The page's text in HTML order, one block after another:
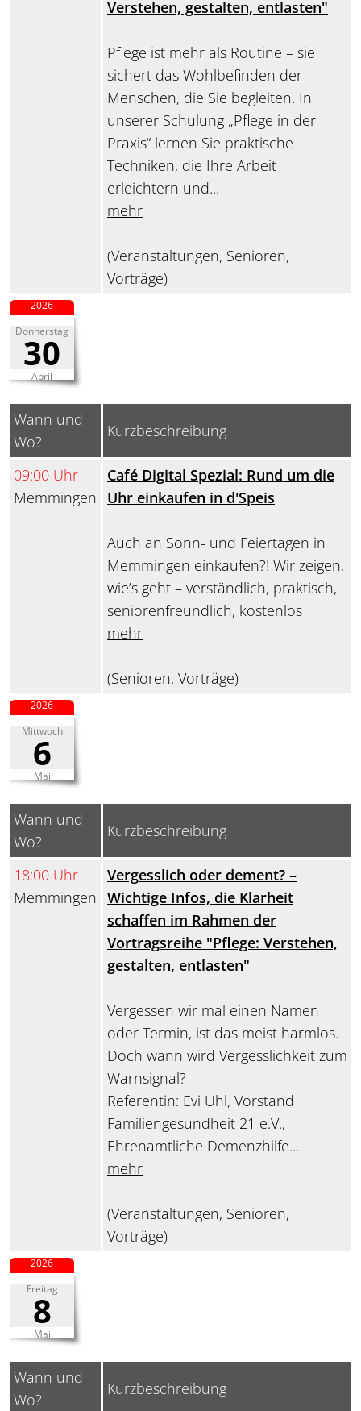
Verstehen, gestalten, entlasten"
Pflege ist mehr als Routine – sie
sichert das Wohlbefinden der
Menschen, die Sie begleiten. In
unserer Schulung „Pflege in der
Praxis“ lernen Sie praktische
Techniken, die Ihre Arbeit
erleichtern und...
mehr
(Veranstaltungen, Senioren,
Vorträge)
Donnerstag
30
April
2026
Wann und
Wo?
Kurzbeschreibung
09:00 Uhr
Memmingen
Café Digital Spezial: Rund um die
Uhr einkaufen in d'Speis
Auch an Sonn- und Feiertagen in
Memmingen einkaufen?! Wir zeigen,
wie’s geht – verständlich, praktisch,
seniorenfreundlich, kostenlos
mehr
(Senioren, Vorträge)
Mittwoch
6
Mai
2026
Wann und
Wo?
Kurzbeschreibung
18:00 Uhr
Memmingen
Vergesslich oder dement? –
Wichtige Infos, die Klarheit
schaffen im Rahmen der
Vortragsreihe "Pflege: Verstehen,
gestalten, entlasten"
Vergessen wir mal einen Namen
oder Termin, ist das meist harmlos.
Doch wann wird Vergesslichkeit zum
Warnsignal?
Referentin: Evi Uhl, Vorstand
Familiengesundheit 21 e.V.,
Ehrenamtliche Demenzhilfe...
mehr
(Veranstaltungen, Senioren,
Vorträge)
Freitag
8
Mai
2026
Wann und
Wo?
Kurzbeschreibung